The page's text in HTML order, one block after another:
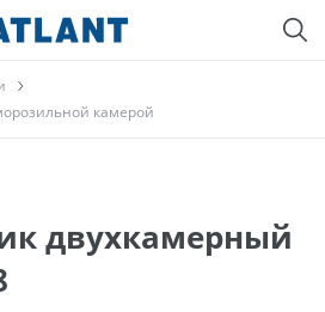
камерой
двухкамерный